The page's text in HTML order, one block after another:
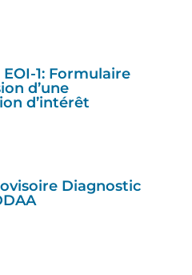
1: Formulaire
d’une
d’intérêt
Diagnostic